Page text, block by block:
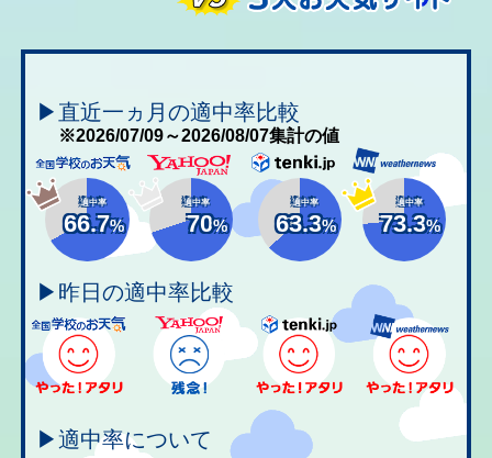
▶直近一ヵ月の適中率比較
※2026/07/09～2026/08/07集計の値
適中率
66.7%
適中率
70%
適中率
63.3%
適中率
73.3%
▶昨日の適中率比較
▶適中率について